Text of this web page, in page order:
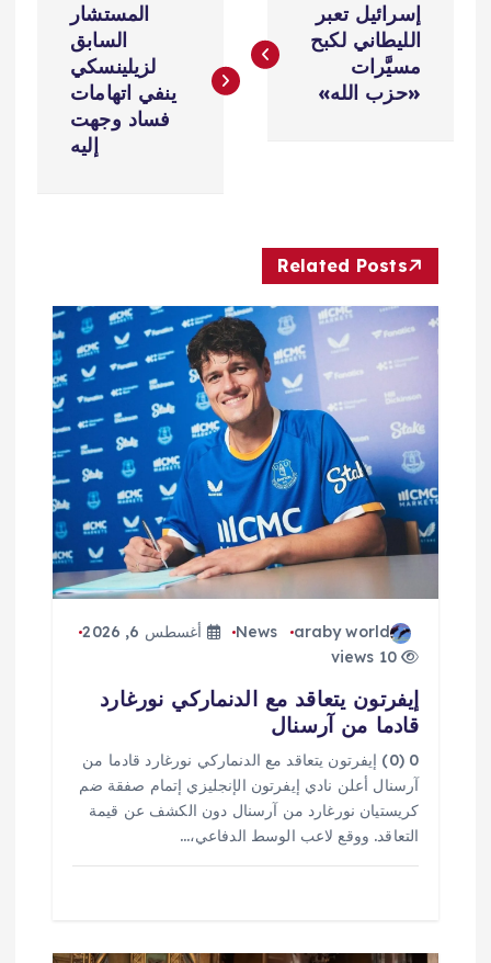
ص
م
ق
ت
إسرائيل تعبر
الليطاني لكبح
مسيَّرات
«حزب الله»
المستشار
السابق
لزيلينسكي
ينفي اتهامات
فساد وجهت
إليه
Related Posts
araby world
News
أغسطس 6, 2026
10 views
إيفرتون يتعاقد مع الدنماركي نورغارد
قادما من آرسنال
0 (0) إيفرتون يتعاقد مع الدنماركي نورغارد قادما من
آرسنال أعلن نادي إيفرتون الإنجليزي إتمام صفقة ضم
كريستيان نورغارد من آرسنال دون الكشف عن قيمة
التعاقد. ووقع لاعب الوسط الدفاعي،…